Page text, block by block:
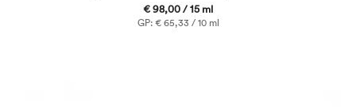
€ 98,00 / 15 ml
GP: € 65,33 / 10 ml